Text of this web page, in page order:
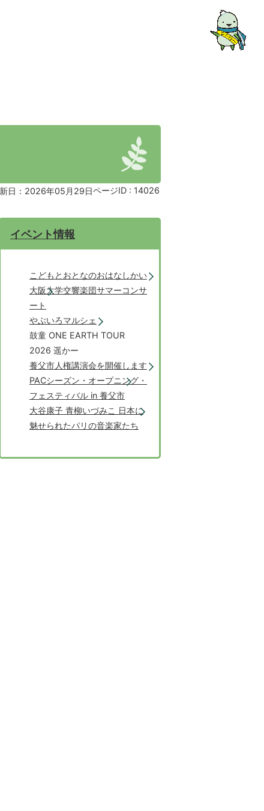
日：2026年05月29日ページID : 14026
イベント情報
こどもとおとなのおはなしかい
大阪大学交響楽団サマーコンサ
ート
やぶいろマルシェ
鼓童 ONE EARTH TOUR
2026 遥かー
養父市人権講演会を開催します
PACシーズン・オープニング・
フェスティバル in 養父市
大谷康子 青柳いづみこ 日本に
魅せられたパリの音楽家たち